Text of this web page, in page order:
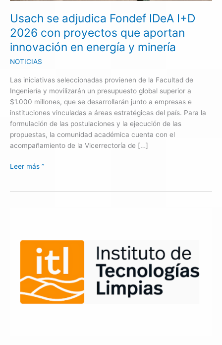
Usach se adjudica Fondef IDeA I+D
2026 con proyectos que aportan
innovación en energía y minería
NOTICIAS
Las iniciativas seleccionadas provienen de la Facultad de
Ingeniería y movilizarán un presupuesto global superior a
$1.000 millones, que se desarrollarán junto a empresas e
instituciones vinculadas a áreas estratégicas del país. Para la
formulación de las postulaciones y la ejecución de las
propuestas, la comunidad académica cuenta con el
acompañamiento de la Vicerrectoría de […]
con
proyectos
que
aportan
innovación
energía
y
minería
Leer más ”
Transición
Recursos
Hídricos-